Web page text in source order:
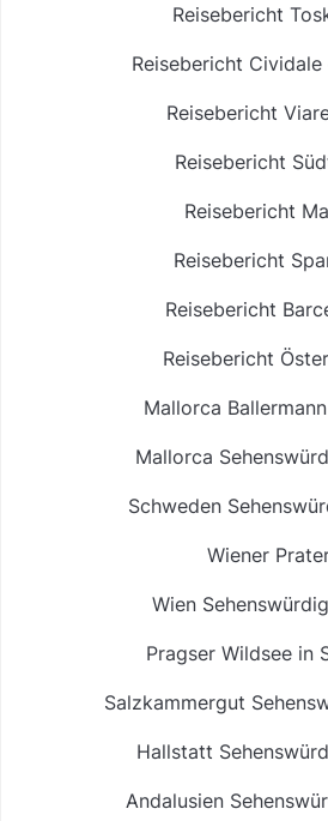
Reisebericht
Reisebericht Cividale
Reisebericht
Reisebericht
Reisebericht
Reisebericht
Reisebericht
Reisebericht
Mallorca
Mallorca
Schweden
Wiener
Wien
Pragser Wildsee in
Salzkammergut
Hallstatt
Andalusien